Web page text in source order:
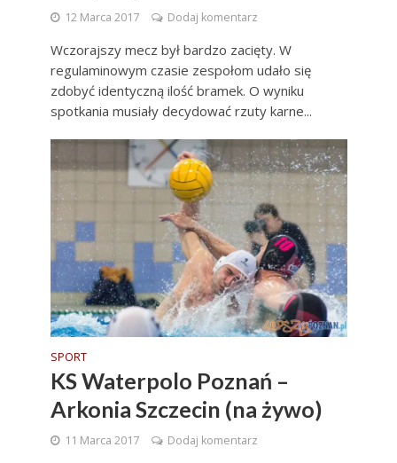
12 Marca 2017 Dodaj komentarz
Wczorajszy mecz był bardzo zacięty. W
regulaminowym czasie zespołom udało się
zdobyć identyczną ilość bramek. O wyniku
spotkania musiały decydować rzuty karne...
SPORT
KS Waterpolo Poznań –
Arkonia Szczecin (na żywo)
11 Marca 2017 Dodaj komentarz